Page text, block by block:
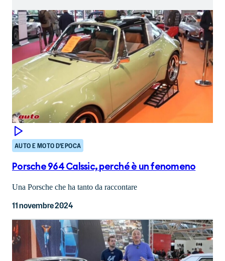
AUTO E MOTO D'EPOCA
Porsche 964 Calssic, perché è un fenomeno
Una Porsche che ha tanto da raccontare
11 novembre 2024